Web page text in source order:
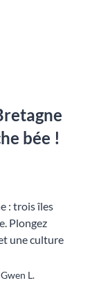
bée !
: trois îles
Plongez
une culture
L.